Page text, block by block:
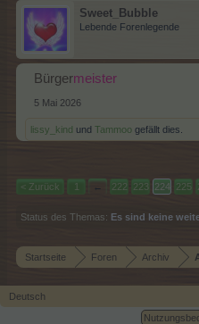
Sweet_Bubble
Lebende Forenlegende
Bürgermeister
5 Mai 2026
lissy_kind und Tammoo gefällt dies.
< Zurück 1 ← 222 223 224 225
Status des Themas: Es sind keine
Startseite Foren Archiv
Deutsch